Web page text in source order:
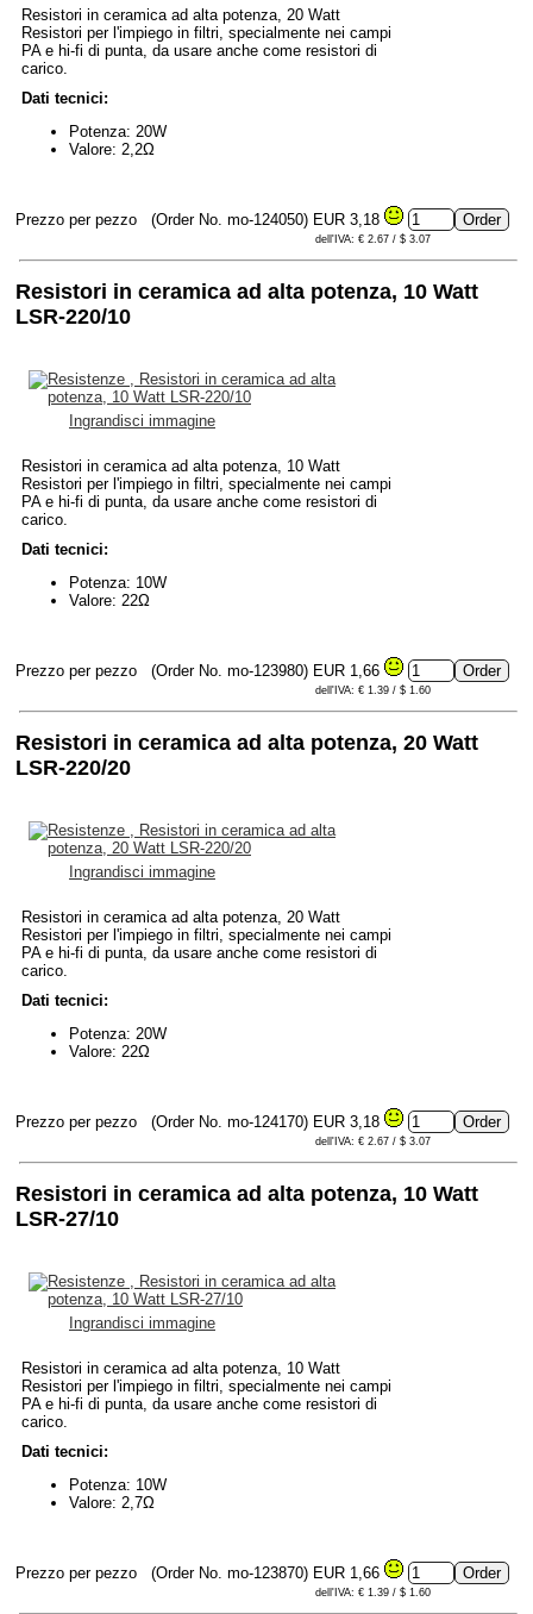
Resistori in ceramica ad alta potenza, 20 Watt
Resistori per l'impiego in filtri, specialmente nei campi
PA e hi-fi di punta, da usare anche come resistori di
carico.
Dati tecnici:
Potenza: 20W
Valore: 2,2Ω
Prezzo per pezzo (Order No. mo-124050) EUR 3,18
dell'IVA: € 2.67 / $ 3.07
Resistori in ceramica ad alta potenza, 10 Watt
LSR-220/10
Ingrandisci immagine
Resistori in ceramica ad alta potenza, 10 Watt
Resistori per l'impiego in filtri, specialmente nei campi
PA e hi-fi di punta, da usare anche come resistori di
carico.
Dati tecnici:
Potenza: 10W
Valore: 22Ω
Prezzo per pezzo (Order No. mo-123980) EUR 1,66
dell'IVA: € 1.39 / $ 1.60
Resistori in ceramica ad alta potenza, 20 Watt
LSR-220/20
Ingrandisci immagine
Resistori in ceramica ad alta potenza, 20 Watt
Resistori per l'impiego in filtri, specialmente nei campi
PA e hi-fi di punta, da usare anche come resistori di
carico.
Dati tecnici:
Potenza: 20W
Valore: 22Ω
Prezzo per pezzo (Order No. mo-124170) EUR 3,18
dell'IVA: € 2.67 / $ 3.07
Resistori in ceramica ad alta potenza, 10 Watt
LSR-27/10
Ingrandisci immagine
Resistori in ceramica ad alta potenza, 10 Watt
Resistori per l'impiego in filtri, specialmente nei campi
PA e hi-fi di punta, da usare anche come resistori di
carico.
Dati tecnici:
Potenza: 10W
Valore: 2,7Ω
Prezzo per pezzo (Order No. mo-123870) EUR 1,66
dell'IVA: € 1.39 / $ 1.60